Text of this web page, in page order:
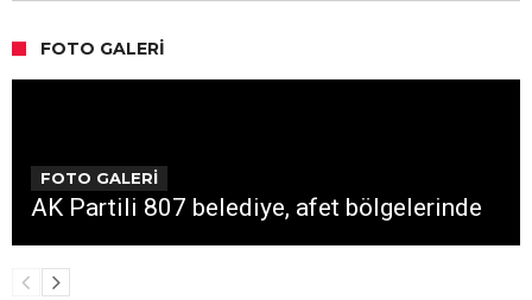
FOTO GALERI
FOTO GALERİ
AK Partili 807 belediye, afet bölgelerinde